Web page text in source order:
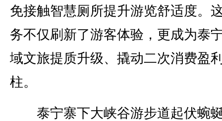
免接触智慧厕所提升游览舒适度。
务不仅刷新了游客体验，更成为泰
域文旅提质升级、撬动二次消费盈
柱。
泰宁寨下大峡谷游步道起伏蜿